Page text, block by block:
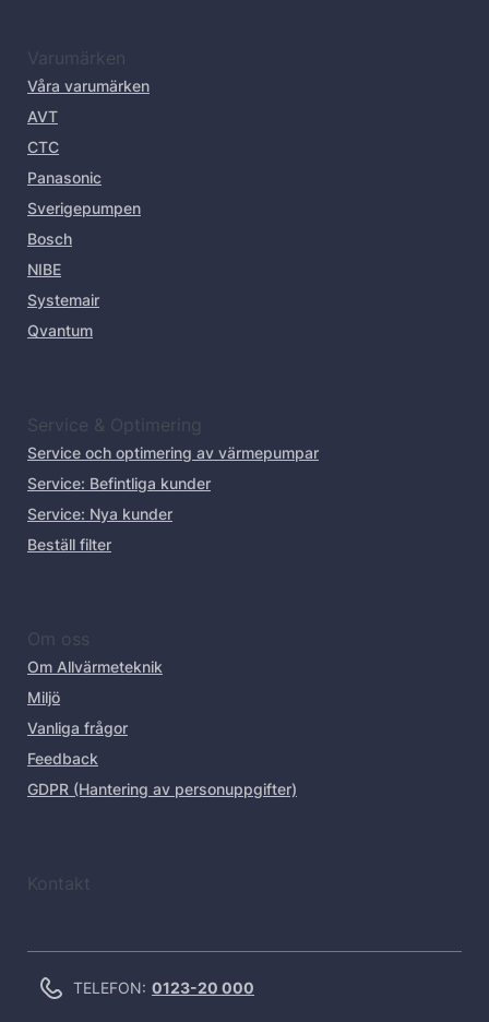
Varumärken
Våra varumärken
AVT
CTC
Panasonic
Sverigepumpen
Bosch
NIBE
Systemair
Qvantum
Service & Optimering
Service och optimering av värmepumpar
Service: Befintliga kunder
Service: Nya kunder
Beställ filter
Om oss
Om Allvärmeteknik
Miljö
Vanliga frågor
Feedback
GDPR (Hantering av personuppgifter)
Kontakt
TELEFON: 0123-20 000